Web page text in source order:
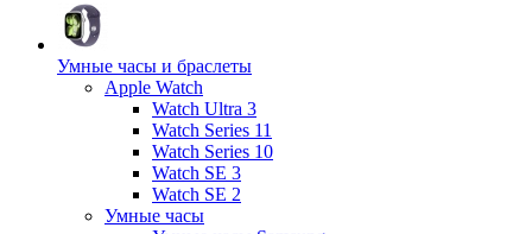
Умные часы и браслеты
Apple Watch
Watch Ultra 3
Watch Series 11
Watch Series 10
Watch SE 3
Watch SE 2
Умные часы